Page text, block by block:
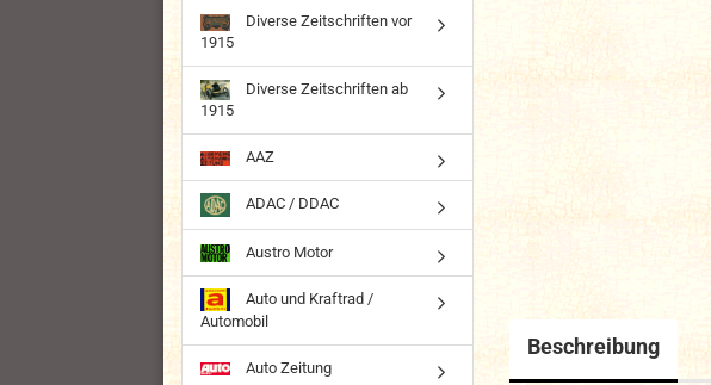
Beschreibung
Diverse Zeitschriften vor
1915
Diverse Zeitschriften ab
1915
AAZ
ADAC / DDAC
Austro Motor
Auto und Kraftrad /
Automobil
Auto Zeitung